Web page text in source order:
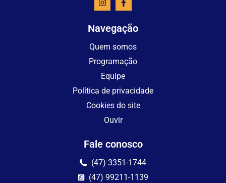
Navegação
Quem somos
Programação
Equipe
Política de privacidade
Cookies do site
Ouvir
Fale conosco
(47) 3351-1744
(47) 99211-1139